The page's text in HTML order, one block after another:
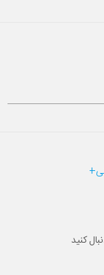
کنید